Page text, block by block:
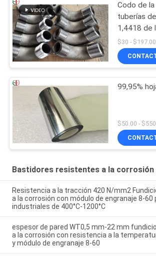
Codo de
tuberías
1,4418 de
del acero
conexión
99,95%
Bastidores resistentes a la corrosión
Resistencia a la tracción 420 N/mm2
a la corrosión con módulo de engranaje 8-60
industriales de 400°C-1200°C
espesor de pared WT0,5 mm-22 mm
a la corrosión con resistencia a la
y módulo de engranaje 8-60